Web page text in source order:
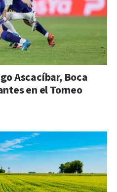
Ascacíbar, Boca
en el Torneo